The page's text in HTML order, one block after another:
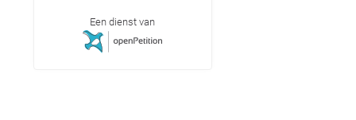
Een dienst van